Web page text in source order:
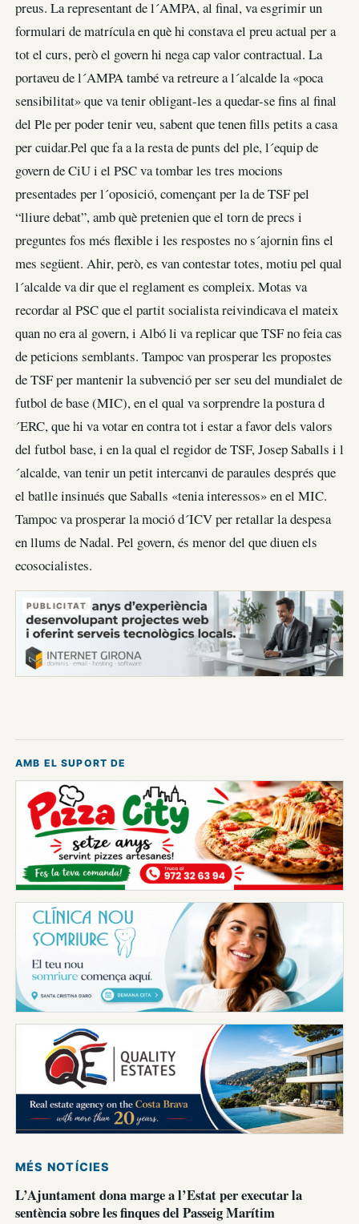
preus. La representant de l´AMPA, al final, va esgrimir un
formulari de matrícula en què hi constava el preu actual per a
tot el curs, però el govern hi nega cap valor contractual. La
portaveu de l´AMPA també va retreure a l´alcalde la «poca
sensibilitat» que va tenir obligant-les a quedar-se fins al final
del Ple per poder tenir veu, sabent que tenen fills petits a casa
per cuidar.Pel que fa a la resta de punts del ple, l´equip de
govern de CiU i el PSC va tombar les tres mocions
presentades per l´oposició, començant per la de TSF pel
“lliure debat”, amb què pretenien que el torn de precs i
preguntes fos més flexible i les respostes no s´ajornin fins el
mes següent. Ahir, però, es van contestar totes, motiu pel qual
l´alcalde va dir que el reglament es compleix. Motas va
recordar al PSC que el partit socialista reivindicava el mateix
quan no era al govern, i Albó li va replicar que TSF no feia cas
de peticions semblants. Tampoc van prosperar les propostes
de TSF per mantenir la subvenció per ser seu del mundialet de
futbol de base (MIC), en el qual va sorprendre la postura d
´ERC, que hi va votar en contra tot i estar a favor dels valors
del futbol base, i en la qual el regidor de TSF, Josep Saballs i l
´alcalde, van tenir un petit intercanvi de paraules després que
el batlle insinués que Saballs «tenia interessos» en el MIC.
Tampoc va prosperar la moció d´ICV per retallar la despesa
en llums de Nadal. Pel govern, és menor del que diuen els
ecosocialistes.
PUBLICITAT
AMB EL SUPORT DE
MÉS NOTÍCIES
L’Ajuntament dona marge a l’Estat per executar la
sentència sobre les finques del Passeig Marítim